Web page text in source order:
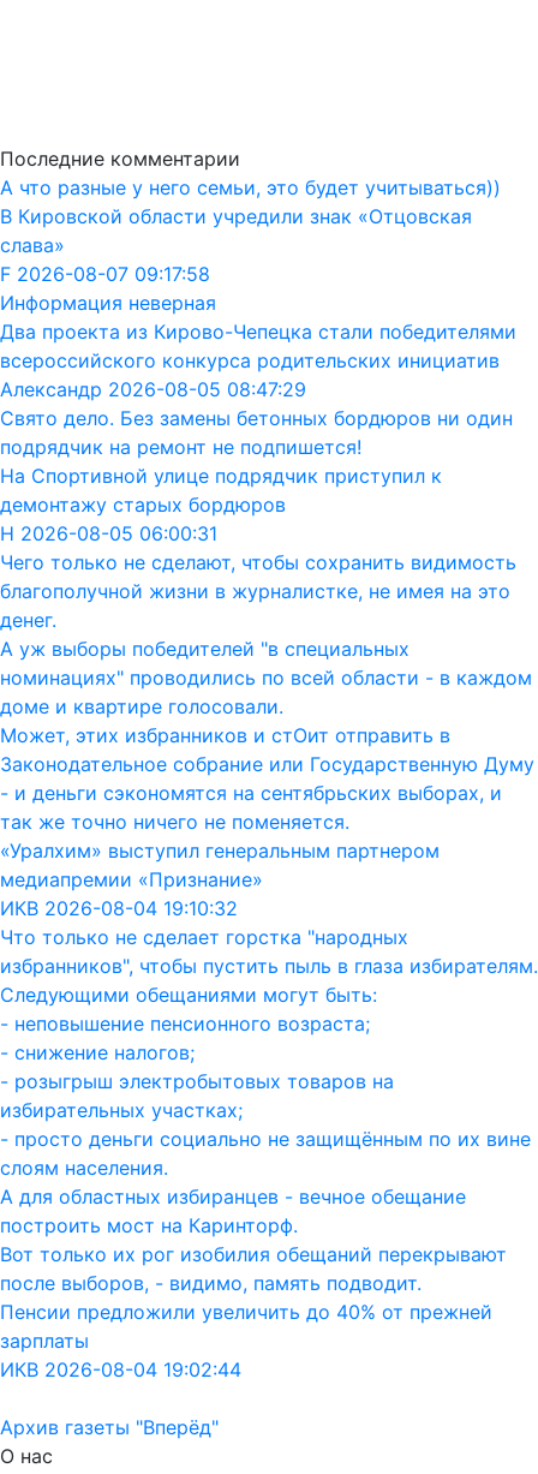
Последние комментарии
А что разные у него семьи, это будет учитываться))
В Кировской области учредили знак «Отцовская
слава»
F 2026-08-07 09:17:58
Информация неверная
Два проекта из Кирово-Чепецка стали победителями
всероссийского конкурса родительских инициатив
Александр 2026-08-05 08:47:29
Свято дело. Без замены бетонных бордюров ни один
подрядчик на ремонт не подпишется!
На Спортивной улице подрядчик приступил к
демонтажу старых бордюров
Н 2026-08-05 06:00:31
Чего только не сделают, чтобы сохранить видимость
благополучной жизни в журналистке, не имея на это
денег.
А уж выборы победителей "в специальных
номинациях" проводились по всей области - в каждом
доме и квартире голосовали.
Может, этих избранников и стОит отправить в
Законодательное собрание или Государственную Думу
- и деньги сэкономятся на сентябрьских выборах, и
так же точно ничего не поменяется.
«Уралхим» выступил генеральным партнером
медиапремии «Признание»
ИКВ 2026-08-04 19:10:32
Что только не сделает горстка "народных
избранников", чтобы пустить пыль в глаза избирателям.
Следующими обещаниями могут быть:
- неповышение пенсионного возраста;
- снижение налогов;
- розыгрыш электробытовых товаров на
избирательных участках;
- просто деньги социально не защищённым по их вине
слоям населения.
А для областных избиранцев - вечное обещание
построить мост на Каринторф.
Вот только их рог изобилия обещаний перекрывают
после выборов, - видимо, память подводит.
Пенсии предложили увеличить до 40% от прежней
зарплаты
ИКВ 2026-08-04 19:02:44
Архив газеты "Вперёд"
О нас